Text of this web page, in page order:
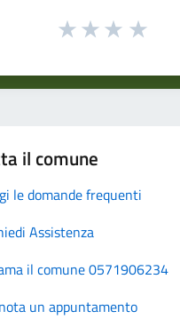
il comune
le domande frequenti
Assistenza
il comune 0571906234
un appuntamento